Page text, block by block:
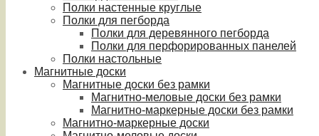
Полки настенные круглые
Полки для пегборда
Полки для деревянного пегборда
Полки для перфорированных панелей
Полки настольные
Магнитные доски
Магнитные доски без рамки
Магнитно-меловые доски без рамки
Магнитно-маркерные доски без рамки
Магнитно-маркерные доски